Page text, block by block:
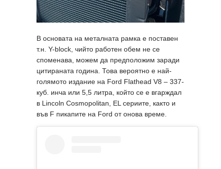
В основата на металната рамка е поставен
т.н. Y-block, чийто работен обем не се
споменава, можем да предположим заради
цитираната година. Това вероятно е най-
голямото издание на Ford Flathead V8 – 337-
куб. инча или 5,5 литра, който се е вгарждал
в Lincoln Cosmopolitan, EL сериите, както и
във F пикапите на Ford от онова време.